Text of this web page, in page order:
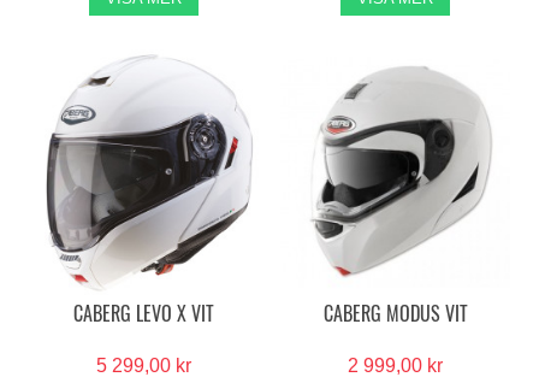
CABERG LEVO X VIT
5 299,00 kr
CABERG MODUS VIT
2 999,00 kr